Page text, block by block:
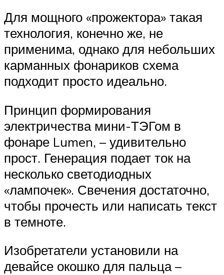
Для мощного «прожектора» такая
технология, конечно же, не
применима, однако для небольших
карманных фонариков схема
подходит просто идеально.
Принцип формирования
электричества мини-ТЭГом в
фонаре Lumen, – удивительно
прост. Генерация подает ток на
несколько светодиодных
«лампочек». Свечения достаточно,
чтобы прочесть или написать текст
в темноте.
Изобретатели установили на
девайсе окошко для пальца –